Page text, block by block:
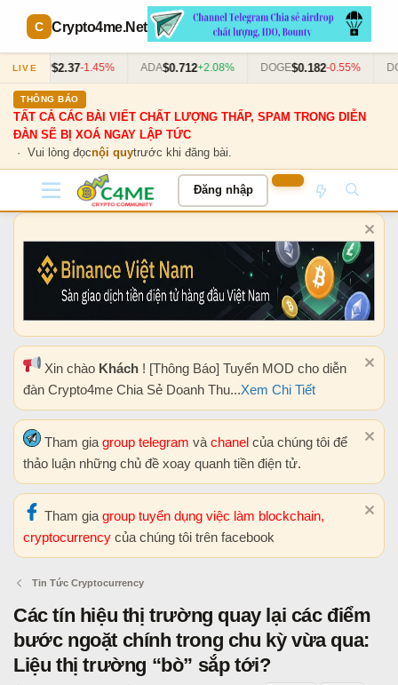
Crypto4me.Net
LIVE
XRP $2.37-1.45% ADA$0.712+2.08% DOGE$0.182-0.55% DOT
THÔNG BÁO
TẤT CẢ CÁC BÀI VIẾT CHẤT LƯỢNG THẤP, SPAM TRONG DIỄN
ĐÀN SẼ BỊ XOÁ NGAY LẬP TỨC
· Vui lòng đọcnội quytrước khi đăng bài.
Đăng nhập
Xin chào Khách ! [Thông Báo] Tuyển MOD cho diễn
đàn Crypto4me Chia Sẻ Doanh Thu...Xem Chi Tiết
Tham gia group telegram và chanel của chúng tôi để
thảo luận những chủ đề xoay quanh tiền điện tử.
Tham gia group tuyển dụng việc làm blockchain,
cryptocurrency của chúng tôi trên facebook
Tin Tức Cryptocurrency
Các tín hiệu thị trường quay lại các điểm
bước ngoặt chính trong chu kỳ vừa qua:
Liệu thị trường “bò” sắp tới?